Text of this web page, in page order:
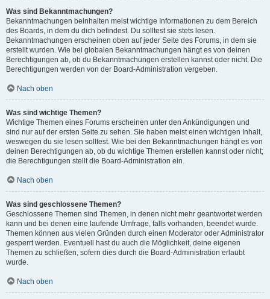
Was sind Bekanntmachungen?
Bekanntmachungen beinhalten meist wichtige Informationen zu dem Bereich
des Boards, in dem du dich befindest. Du solltest sie stets lesen.
Bekanntmachungen erscheinen oben auf jeder Seite des Forums, in dem sie
erstellt wurden. Wie bei globalen Bekanntmachungen hängt es von deinen
Berechtigungen ab, ob du Bekanntmachungen erstellen kannst oder nicht. Die
Berechtigungen werden von der Board-Administration vergeben.
Nach oben
Was sind wichtige Themen?
Wichtige Themen eines Forums erscheinen unter den Ankündigungen und
sind nur auf der ersten Seite zu sehen. Sie haben meist einen wichtigen Inhalt,
weswegen du sie lesen solltest. Wie bei den Bekanntmachungen hängt es von
deinen Berechtigungen ab, ob du wichtige Themen erstellen kannst oder nicht;
die Berechtigungen stellt die Board-Administration ein.
Nach oben
Was sind geschlossene Themen?
Geschlossene Themen sind Themen, in denen nicht mehr geantwortet werden
kann und bei denen eine laufende Umfrage, falls vorhanden, beendet wurde.
Themen können aus vielen Gründen durch einen Moderator oder Administrator
gesperrt werden. Eventuell hast du auch die Möglichkeit, deine eigenen
Themen zu schließen, sofern dies durch die Board-Administration erlaubt
wurde.
Nach oben